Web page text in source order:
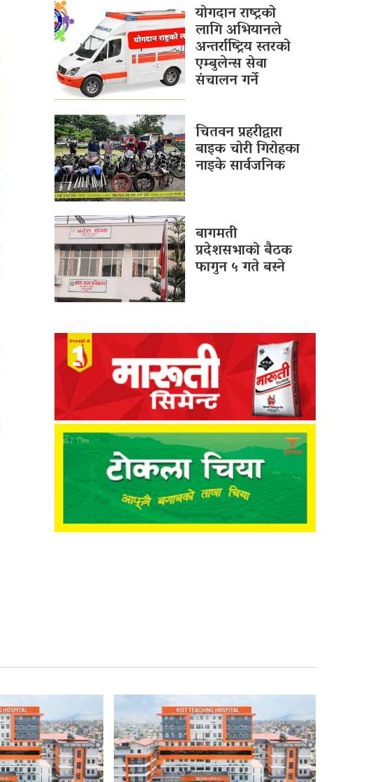
योगदान राष्ट्रको
लागि अभियानले
अन्तर्राष्ट्रिय स्तरको
एम्बुलेन्स सेवा
संचालन गर्ने
चितवन प्रहरीद्वारा
बाइक चोरी गिरोहका
नाइके सार्वजनिक
बागमती
प्रदेशसभाको बैठक
फागुन ५ गते बस्ने